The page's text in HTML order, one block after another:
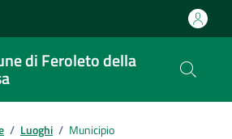
di Feroleto della
/ Luoghi / Municipio